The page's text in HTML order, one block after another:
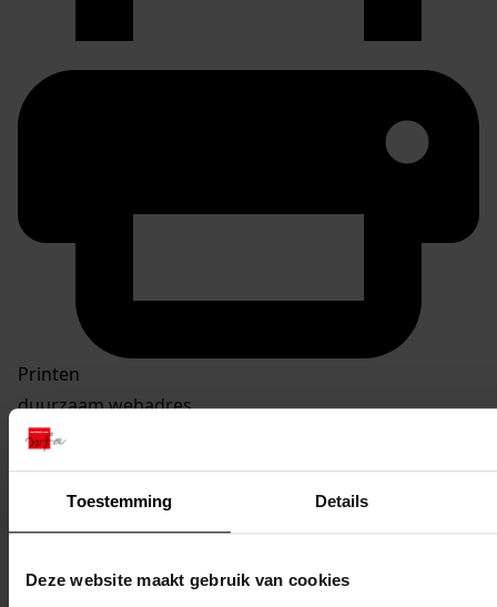
Toestemming Details
Deze website maakt gebruik van cookies
Printen
duurzaam webadres
Inventaris Bouwvergunningen 1939-1978